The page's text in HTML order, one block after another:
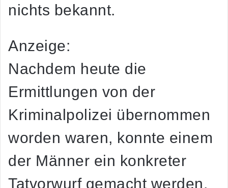
nichts bekannt.
Anzeige:
Nachdem heute die
Ermittlungen von der
Kriminalpolizei übernommen
worden waren, konnte einem
der Männer ein konkreter
Tatvorwurf gemacht werden.